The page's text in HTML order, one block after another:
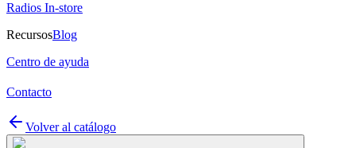
Radios In-store
RecursosBlog
Centro de ayuda
Contacto
Volver al catálogo